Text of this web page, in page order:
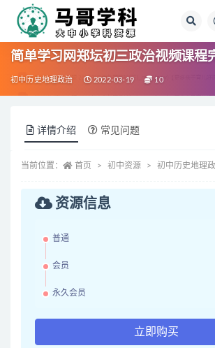
简单学习网郑坛初三政治视频课程
初中历史地理政治 2022-03-19 10
详情介绍 常见问题
当前位置： 首页 初中资源 初中历史地理
资源信息
普通
会员
永久会员
立即购买
全部